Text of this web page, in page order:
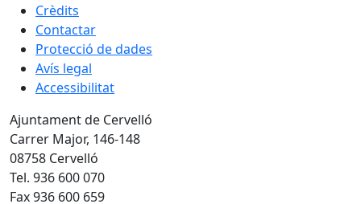
Crèdits
Contactar
Protecció de dades
Avís legal
Accessibilitat
Ajuntament de Cervelló
Carrer Major, 146-148
08758 Cervelló
Tel. 936 600 070
Fax 936 600 659